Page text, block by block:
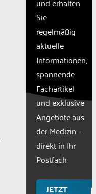
with
CMP
to add
content
to the
list of
used.
Powered
Consent
Sie
regelmäßig
aktuelle
Informationen,
spannende
Fachartikel
und exklusive
Angebote aus
der Medizin -
direkt in Ihr
Postfach
JETZT